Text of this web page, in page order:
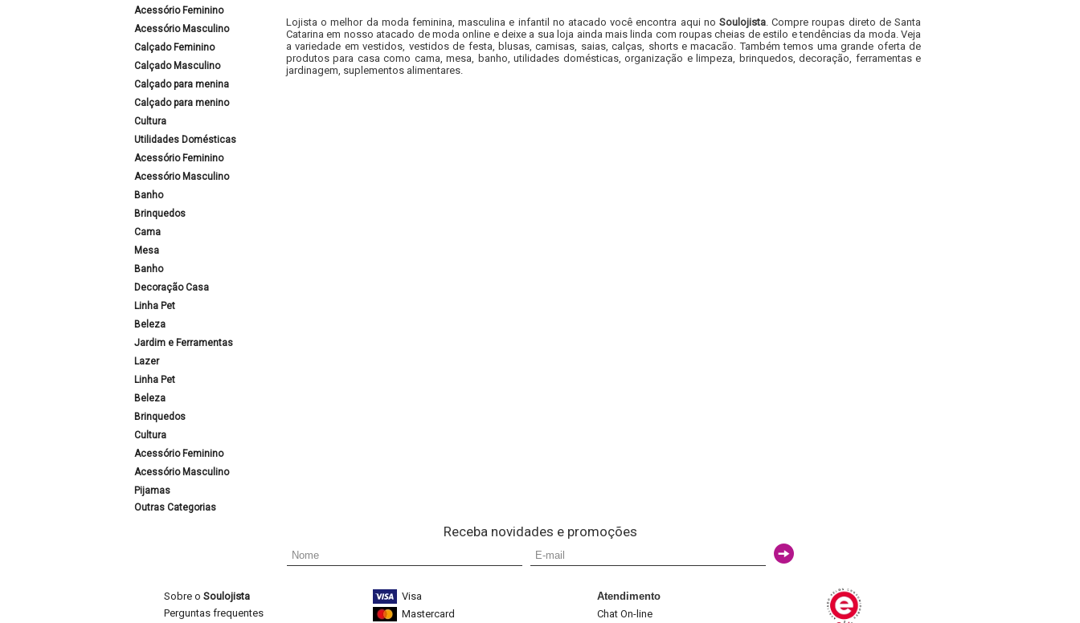
Acessório Feminino
Acessório Masculino
Calçado Feminino
Calçado Masculino
Calçado para menina
Calçado para menino
Cultura
Utilidades Domésticas
Acessório Feminino
Acessório Masculino
Banho
Brinquedos
Cama
Mesa
Banho
Decoração Casa
Linha Pet
Beleza
Jardim e Ferramentas
Lazer
Linha Pet
Beleza
Brinquedos
Cultura
Acessório Feminino
Acessório Masculino
Pijamas
Outras Categorias
Lojista o melhor da moda feminina, masculina e infantil no atacado você encontra aqui no Soulojista. Compre roupas direto de Santa
Catarina em nosso atacado de moda online e deixe a sua loja ainda mais linda com roupas cheias de estilo e tendências da moda. Veja
a variedade em vestidos, vestidos de festa, blusas, camisas, saias, calças, shorts e macacão. Também temos uma grande oferta de
produtos para casa como cama, mesa, banho, utilidades domésticas, organização e limpeza, brinquedos, decoração, ferramentas e
jardinagem, suplementos alimentares.
Receba novidades e promoções
Sobre o Soulojista
Perguntas frequentes
Visa
Mastercard
Atendimento
Chat On-line